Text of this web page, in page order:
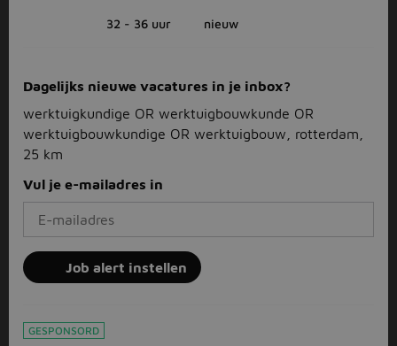
32 - 36 uur nieuw
Dagelijks nieuwe vacatures in je inbox?
werktuigkundige OR werktuigbouwkunde OR
werktuigbouwkundige OR werktuigbouw, rotterdam,
25 km
Vul je e-mailadres in
Job alert instellen
GESPONSORD